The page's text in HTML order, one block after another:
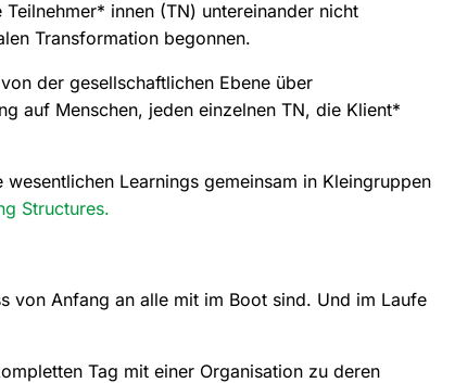
innen (TN) untereinander nicht
Transformation begonnen.
der gesellschaftlichen Ebene über
auf Menschen, jeden einzelnen TN, die Klient*
Learnings gemeinsam in Kleingruppen
Structures.
von Anfang an alle mit im Boot sind. Und im Laufe
Tag mit einer Organisation zu deren